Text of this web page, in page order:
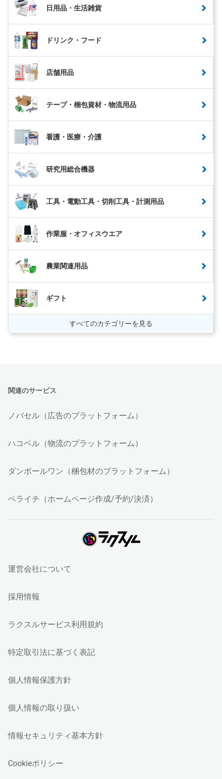
日用品・生活雑貨
ドリンク・フード
店舗用品
テープ・梱包資材・物流用品
看護・医療・介護
研究用総合機器
工具・電動工具・切削工具・計測用品
作業服・オフィスウエア
農業関連用品
ギフト
すべてのカテゴリーを見る
関連のサービス
ノバセル（広告のプラットフォーム）
ハコベル（物流のプラットフォーム）
ダンボールワン（梱包材のプラットフォーム）
ペライチ（ホームページ作成/予約/決済）
運営会社について
採用情報
ラクスルサービス利用規約
特定取引法に基づく表記
個人情報保護方針
個人情報の取り扱い
情報セキュリティ基本方針
Cookieポリシー